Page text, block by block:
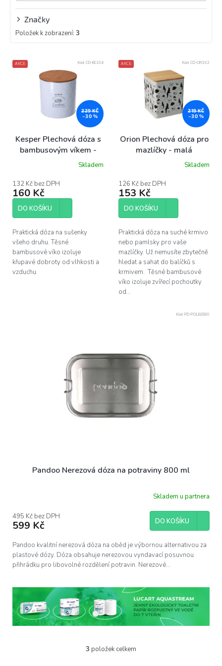
Značky
Položek k zobrazení: 3
V
ý
ů
AKCE
229 KČ
–30 %
Kesper Plechová dóza s
bambusovým víkem -
Skladem
132 Kč bez DPH
160 Kč
DO KOŠÍKU
Praktická dóza na sušenky
všeho druhu. Těsné
bambusové víko izoluje
křupavé dobroty od vlhkosti a
vzduchu.
Kód: CD-KE164 AKCE
219 KČ
–30 %
Orion Plechová dóza pro
mazlíčky - malá
Skladem
126 Kč bez DPH
153 Kč
DO KOŠÍKU
Praktická dóza na suché krmivo
nebo pamlsky pro vaše
mazlíčky. Už nemusíte zbytečně
hledat a sahat do balíčků s
krmivem. Těsné bambusové
víko izoluje zvířecí pochoutky
od...
Kód: CD-OR192
Pandoo Nerezová dóza na potraviny 800 ml
Skladem u partnera
495 Kč bez DPH
599 Kč DO KOŠÍKU
Pandoo kvalitní nerezová dóza na oběd je výbornou alternativou za
plastové dózy. Dóza obsahuje nerezovou vyndavací posuvnou
přihrádku pro libovolné rozdělení potravin. Nerezové...
Kód: PD-POLBSS80
O
3 položek celkem